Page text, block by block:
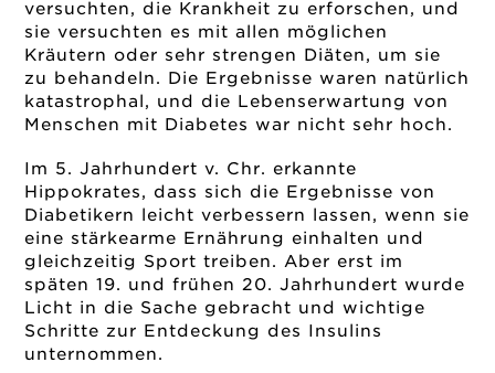
versuchten, die Krankheit zu erforschen, und
sie versuchten es mit allen möglichen
Kräutern oder sehr strengen Diäten, um sie
zu behandeln. Die Ergebnisse waren natürlich
katastrophal, und die Lebenserwartung von
Menschen mit Diabetes war nicht sehr hoch.
Im 5. Jahrhundert v. Chr. erkannte
Hippokrates, dass sich die Ergebnisse von
Diabetikern leicht verbessern lassen, wenn sie
eine stärkearme Ernährung einhalten und
gleichzeitig Sport treiben. Aber erst im
späten 19. und frühen 20. Jahrhundert wurde
Licht in die Sache gebracht und wichtige
Schritte zur Entdeckung des Insulins
unternommen.